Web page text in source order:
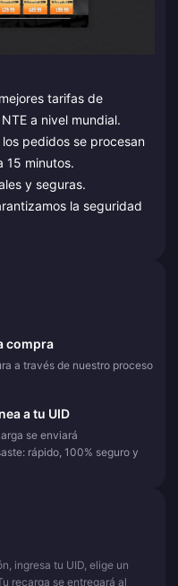
tarifas de
a nivel mundial.
pedidos se procesan
15 minutos.
y seguras.
la seguridad
compra
a través de nuestro proceso
a tu UID
se enviará
rápido, 100% seguro y
ingresa tu UID, elige un
recarga se entregará al